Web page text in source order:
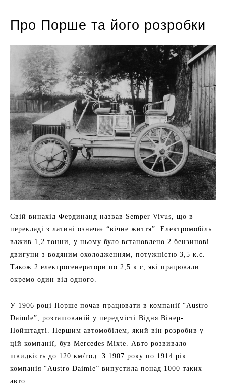
Про Порше та його розробки
Свій винахід Фердинанд назвав Semper Vivus, що в
перекладі з латині означає “вічне життя”. Електромобіль
важив 1,2 тонни, у ньому було встановлено 2 бензинові
двигуни з водяним охолодженням, потужністю 3,5 к.с.
Також 2 електрогенератори по 2,5 к.с, які працювали
окремо один від одного.
У 1906 році Порше почав працювати в компанії “Austro
Daimle”, розташованій у передмісті Відня Вінер-
Нойштадті. Першим автомобілем, який він розробив у
цій компанії, був Mercedes Mixte. Авто розвивало
швидкість до 120 км/год. З 1907 року по 1914 рік
компанія “Austro Daimle” випустила понад 1000 таких
авто.